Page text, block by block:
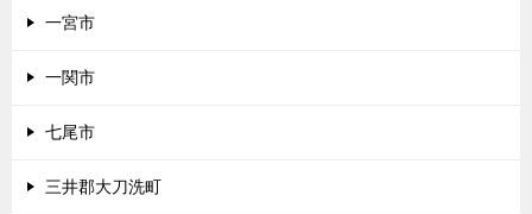
一宮市
一関市
七尾市
三井郡大刀洗町